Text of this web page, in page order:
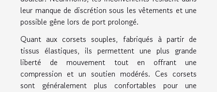
leur manque de discrétion sous les vêtements et une
possible gêne lors de port prolongé.
Quant aux corsets souples, fabriqués à partir de
tissus élastiques, ils permettent une plus grande
liberté de mouvement tout en offrant une
compression et un soutien modérés. Ces corsets
sont généralement plus confortables pour une